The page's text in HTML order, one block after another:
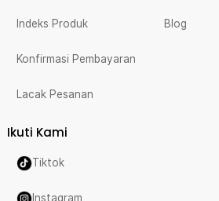
Indeks Produk
Konfirmasi Pembayaran
Lacak Pesanan
Blog
Ikuti Kami
Tiktok
Instagram